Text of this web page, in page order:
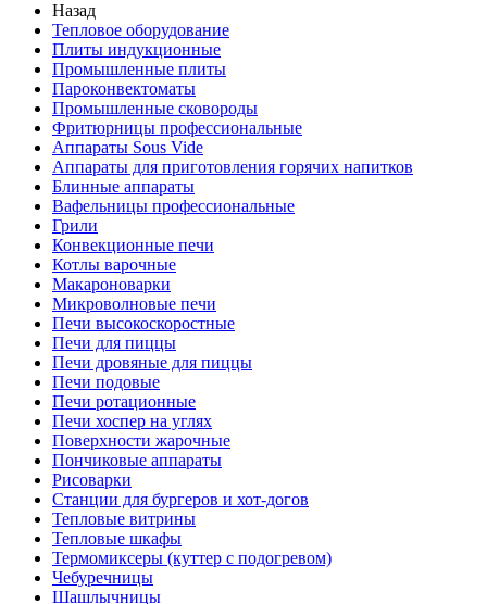
Назад
Тепловое оборудование
Плиты индукционные
Промышленные плиты
Пароконвектоматы
Промышленные сковороды
Фритюрницы профессиональные
Аппараты Sous Vide
Аппараты для приготовления горячих напитков
Блинные аппараты
Вафельницы профессиональные
Грили
Конвекционные печи
Котлы варочные
Макароноварки
Микроволновые печи
Печи высокоскоростные
Печи для пиццы
Печи дровяные для пиццы
Печи подовые
Печи ротационные
Печи хоспер на углях
Поверхности жарочные
Пончиковые аппараты
Рисоварки
Станции для бургеров и хот-догов
Тепловые витрины
Тепловые шкафы
Термомиксеры (куттер с подогревом)
Чебуречницы
Шашлычницы